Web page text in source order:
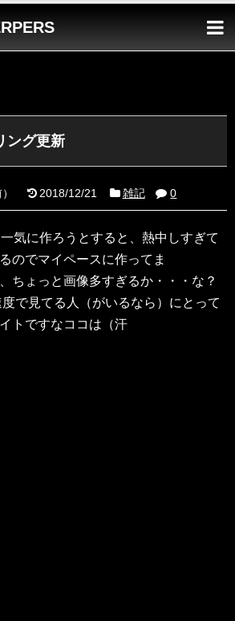
ング更新
） 2018/12/21 雑記 0
気に作ろうとすると、熱中しすぎて
のでマイペースに作ってま
ちょっと画像多すぎるか・・・な？
で見てる人（がいるなら）にとって
トですなココは（汗